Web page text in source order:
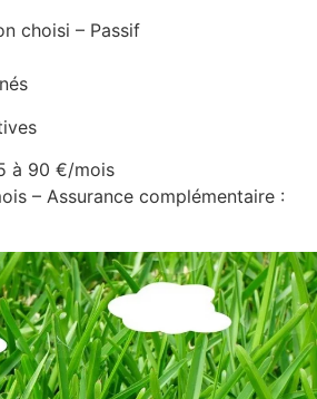
choisi – Passif
à 90 €/mois
– Assurance complémentaire :